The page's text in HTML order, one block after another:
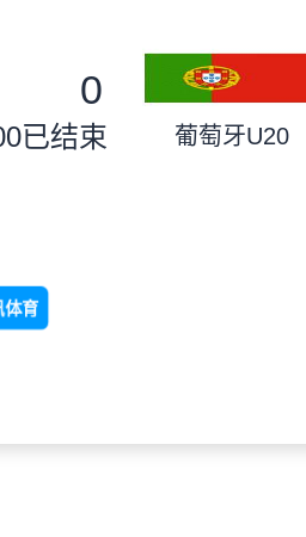
0
已结束 葡萄牙U20
体育